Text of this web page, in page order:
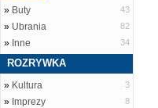
» Buty 43
» Ubrania 82
» Inne 34
ROZRYWKA
» Kultura 3
» Imprezy 8